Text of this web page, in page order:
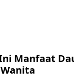
Manfaat